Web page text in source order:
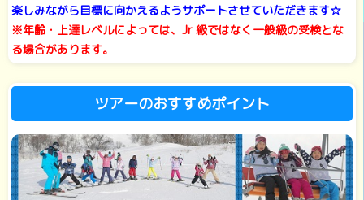
楽しみながら目標に向かえるようサポートさせていただきます☆
※年齢・上達レベルによっては、Jr 級ではなく一般級の受検とな
る場合があります。
ツアーのおすすめポイント